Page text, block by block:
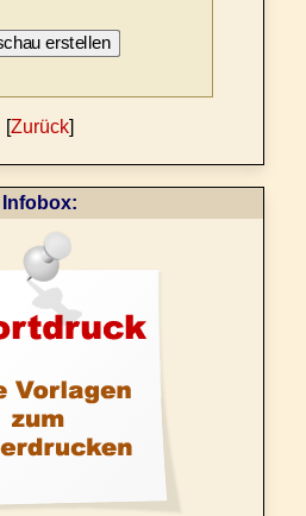
[Zurück]
Infobox: